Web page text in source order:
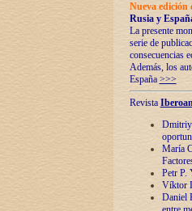
Nueva
Rusia y
La presente
serie de
consecuencias
Además, los
España >>>
Revista
Dmitriy
María
Petr P.
Víktor
Daniel